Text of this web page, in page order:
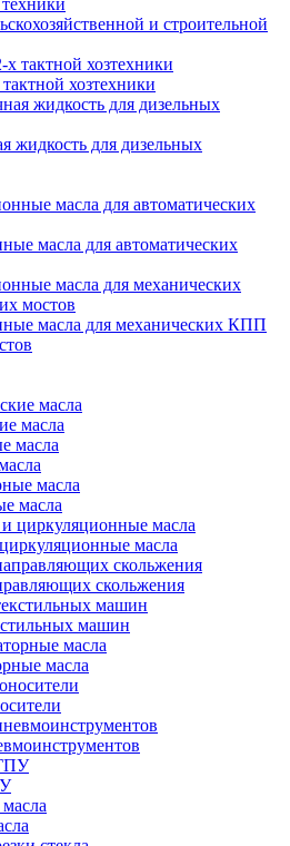
и строительной
хозтехники
жидкость для дизельных
масла для автоматических
масла для механических КПП
масла
масла
масла
скольжения
машин
масла